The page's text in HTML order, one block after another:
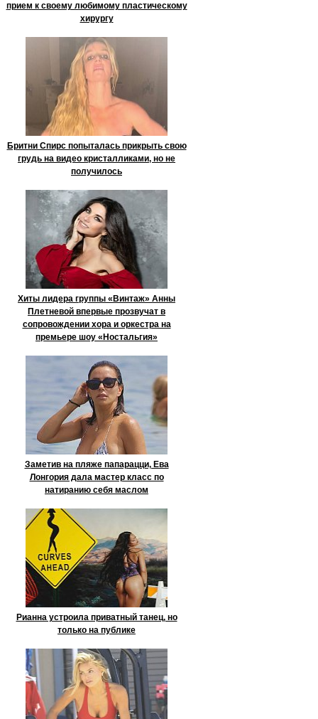
прием к своему любимому пластическому
хирургу
Бритни Спирс попыталась прикрыть свою
грудь на видео кристалликами, но не
получилось
Хиты лидера группы «Винтаж» Анны
Плетневой впервые прозвучат в
сопровождении хора и оркестра на
премьере шоу «Ностальгия»
Заметив на пляже папарацци, Ева
Лонгория дала мастер класс по
натиранию себя маслом
Рианна устроила приватный танец, но
только на публике